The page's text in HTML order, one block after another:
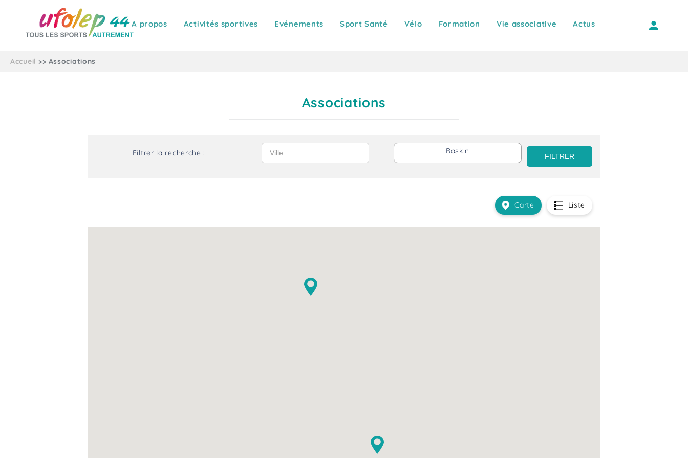
A propos Activités sportives Evénements Sport Santé Vélo Formation Vie associative Actus
Accueil Associations
Associations
Filtrer la recherche : Baskin
Carte Liste